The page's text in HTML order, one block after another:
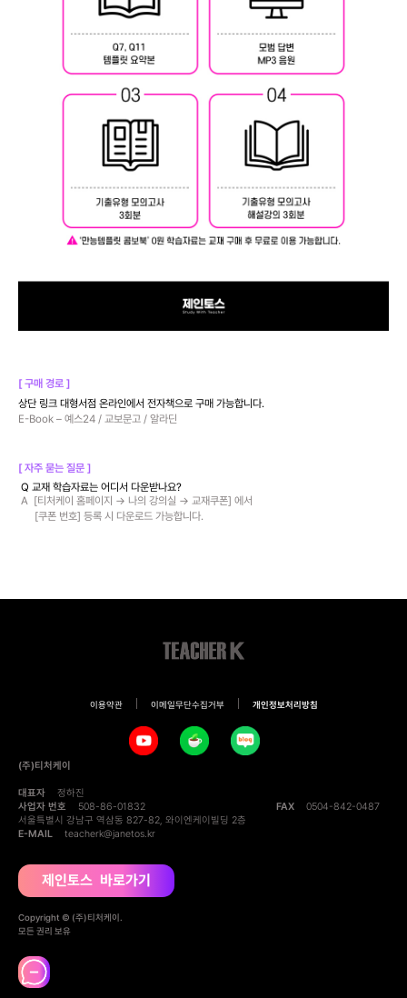
[ 구매 경로 ]
상단 링크 대형서점 온라인에서 전자책으로 구매 가능합니다.
E-Book – 예스24 / 교보문고 / 알라딘
[ 자주 묻는 질문 ]
Q 교재 학습자료는 어디서 다운받나요?
A [티처케이 홈페이지 → 나의 강의실 → 교재쿠폰] 에서
[쿠폰 번호] 등록 시 다운로드 가능합니다.
이용약관 이메일무단수집거부 개인정보처리방침
(주)티처케이
대표자
정하진
사업자 번호
508-86-01832 FAX
0504-842-0487
서울특별시 강남구 역삼동 827-82, 와이엔케이빌딩 2층
E-MAIL
teacherk@janetos.kr
제인토스 바로가기
Copyright © (주)티처케이.
모든 권리 보유